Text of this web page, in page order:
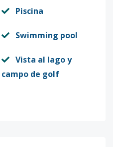
Piscina
Swimming pool
Vista al lago y
campo de golf